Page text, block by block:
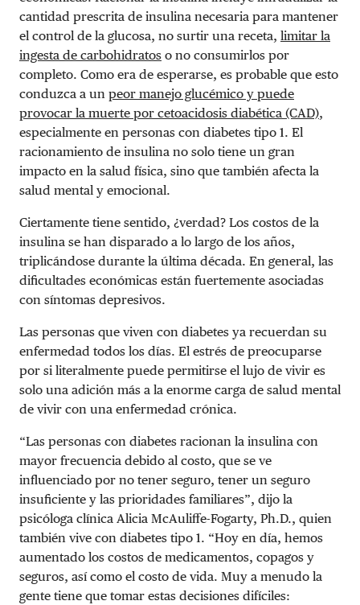
cantidad prescrita de insulina necesaria para mantener
el control de la glucosa, no surtir una receta, limitar la
ingesta de carbohidratos o no consumirlos por
completo. Como era de esperarse, es probable que esto
conduzca a un peor manejo glucémico y puede
provocar la muerte por cetoacidosis diabética (CAD),
especialmente en personas con diabetes tipo 1. El
racionamiento de insulina no solo tiene un gran
impacto en la salud física, sino que también afecta la
salud mental y emocional.
Ciertamente tiene sentido, ¿verdad? Los costos de la
insulina se han disparado a lo largo de los años,
triplicándose durante la última década. En general, las
dificultades económicas están fuertemente asociadas
con síntomas depresivos.
Las personas que viven con diabetes ya recuerdan su
enfermedad todos los días. El estrés de preocuparse
por si literalmente puede permitirse el lujo de vivir es
solo una adición más a la enorme carga de salud mental
de vivir con una enfermedad crónica.
“Las personas con diabetes racionan la insulina con
mayor frecuencia debido al costo, que se ve
influenciado por no tener seguro, tener un seguro
insuficiente y las prioridades familiares”, dijo la
psicóloga clínica Alicia McAuliffe-Fogarty, Ph.D., quien
también vive con diabetes tipo 1. “Hoy en día, hemos
aumentado los costos de medicamentos, copagos y
seguros, así como el costo de vida. Muy a menudo la
gente tiene que tomar estas decisiones difíciles: